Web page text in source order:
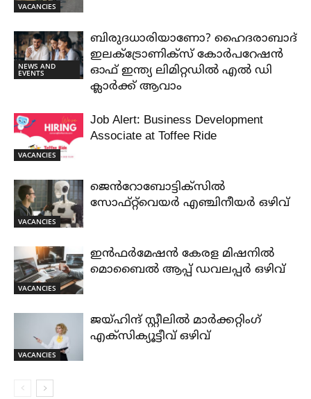
VACANCIES
NEWS AND
EVENTS
ബിരുദധാരിയാണോ? ഹൈദരാബാദ്
ഇലക്ട്രോണിക്സ് കോർപറേഷൻ
ഓഫ് ഇന്ത്യ ലിമിറ്റഡിൽ എൽ ഡി
ക്ലാർക്ക് ആവാം
VACANCIES
Job Alert: Business Development
Associate at Toffee Ride
VACANCIES
ജെൻറോബോട്ടിക്സിൽ
സോഫ്റ്റ്‌വെയർ എഞ്ചിനീയർ ഒഴിവ്
VACANCIES
ഇൻഫർമേഷൻ കേരള മിഷനിൽ
മൊബൈൽ ആപ്പ് ഡവലപ്പർ ഒഴിവ്
VACANCIES
ജയ്‌ഹിന്ദ്‌ സ്റ്റീലിൽ മാർക്കറ്റിംഗ്
എക്സിക്യൂട്ടീവ് ഒഴിവ്